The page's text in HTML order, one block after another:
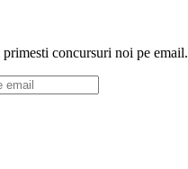
concursuri noi pe email.